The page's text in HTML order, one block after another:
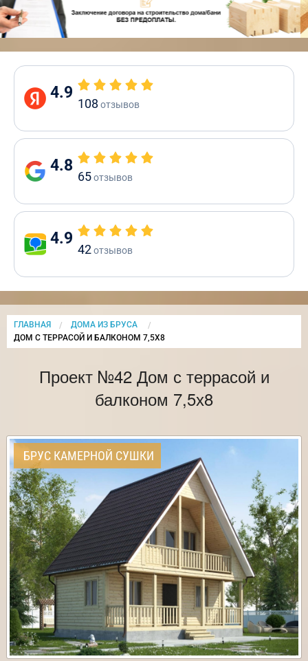
4.9
108 отзывов
4.8
65отзывов
4.9
42отзывов
ГЛАВНАЯ
ДОМА ИЗ БРУСА
CURRENT:
ДОМ С ТЕРРАСОЙ И БАЛКОНОМ 7,5Х8
Проект №42 Дом с террасой и
балконом 7,5х8
БРУС КАМЕРНОЙ СУШКИ